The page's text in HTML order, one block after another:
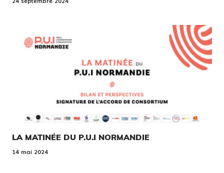
LA MATINÉE DU P.U.I NORMANDIE
14 mai 2024